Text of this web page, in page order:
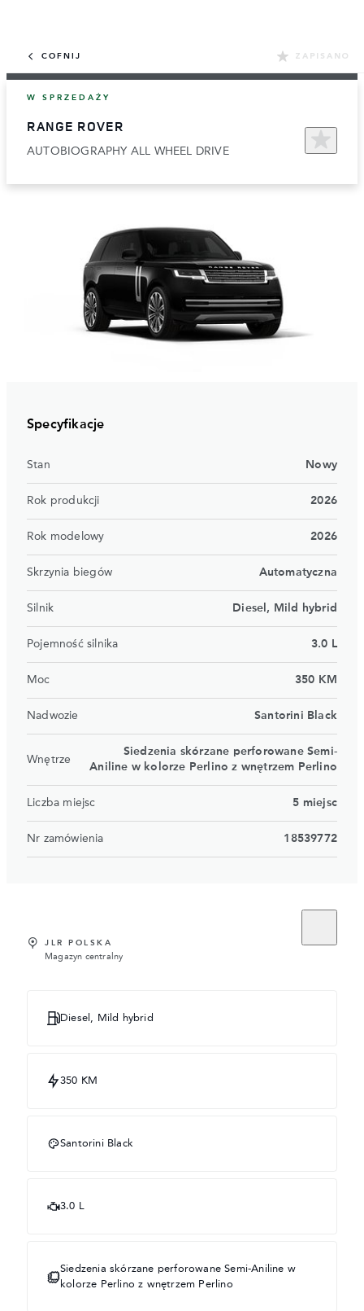
COFNIJ ZAPISANO
W SPRZEDAŻY
RANGE ROVER
AUTOBIOGRAPHY ALL WHEEL DRIVE
Specyfikacje
Stan Nowy
Rok produkcji 2026
Rok modelowy 2026
Skrzynia biegów Automatyczna
Silnik Diesel, Mild hybrid
Pojemność silnika 3.0 L
Moc 350 KM
Nadwozie Santorini Black
Wnętrze
Siedzenia skórzane perforowane Semi-
Aniline w kolorze Perlino z wnętrzem Perlino
Liczba miejsc 5 miejsc
Nr zamówienia 18539772
JLR POLSKA
Magazyn centralny
Diesel, Mild hybrid
350 KM
Santorini Black
3.0 L
Siedzenia skórzane perforowane Semi-Aniline w
kolorze Perlino z wnętrzem Perlino